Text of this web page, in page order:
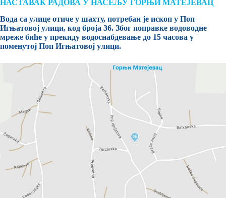
НАСТАВАК РАДОВА У НАСЕЉУ ГОРЊИ МАТЕЈЕВАЦ
Вода са улице отиче у шахту, потребан је ископ у Поп
Игњатовој улици, код бројa 36. Због поправке водоводне
мреже биће у прекиду водоснабдевање до 15 часова у
поменутој Поп Игњатовој улици.